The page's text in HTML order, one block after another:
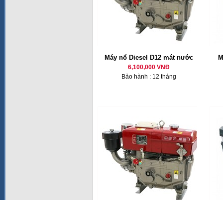
Máy nổ Diesel D12 mát nước
6,100,000 VNĐ
Bảo hành : 12 tháng